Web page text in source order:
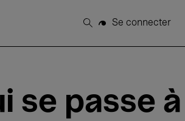
Rechercher
Se connecter
se passe à